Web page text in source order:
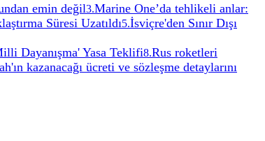
emin değil3.Marine One’da tehlikeli anlar:
Süresi Uzatıldı5.İsviçre'den Sınır Dışı
Dayanışma' Yasa Teklifi8.Rus roketleri
kazanacağı ücreti ve sözleşme detaylarını